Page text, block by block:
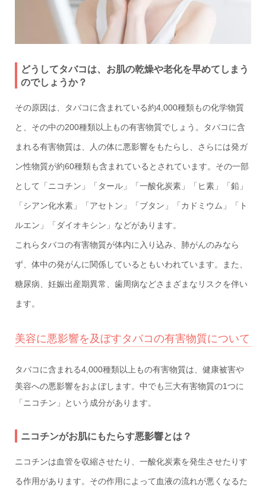
どうしてタバコは、お肌の乾燥や老化を早めてしまう
のでしょうか？
その原因は、タバコに含まれている約4,000種類もの化学物質
と、その中の200種類以上もの有害物質でしょう。タバコに含
まれる有害物質は、人の体に悪影響をもたらし、さらには発ガ
ン性物質が約60種類も含まれているとされています。その一部
として「ニコチン」「タール」「一酸化炭素」「ヒ素」「鉛」
「シアン化水素」「アセトン」「ブタン」「カドミウム」「ト
ルエン」「ダイオキシン」などがあります。
これらタバコの有害物質が体内に入り込み、肺がんのみなら
ず、体中の発がんに関係しているともいわれています。また、
糖尿病、妊娠出産期異常、歯周病などさまざまなリスクを伴い
ます。
美容に悪影響を及ぼすタバコの有害物質について
タバコに含まれる4,000種類以上もの有害物質は、健康被害や
美容への悪影響をおよぼします。中でも三大有害物質の1つに
「ニコチン」という成分があります。
ニコチンがお肌にもたらす悪影響とは？
ニコチンは血管を収縮させたり、一酸化炭素を発生させたりす
る作用があります。その作用によって血液の流れが悪くなるた